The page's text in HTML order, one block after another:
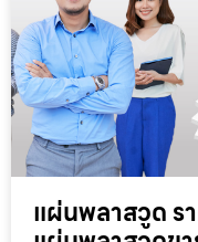
แผ่นพลาสวูด ร